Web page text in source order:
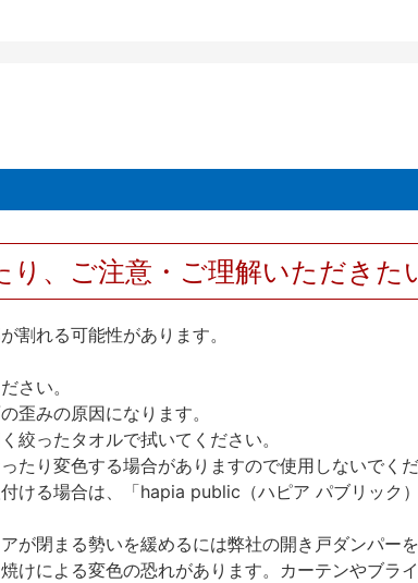
り、ご注意・ご理解いただきた
割れる可能性があります。
さい。
歪みの原因になります。
ったタオルで拭いてください。
たり変色する場合がありますので使用しないでく
ける場合は、「hapia public（ハピア パブリック
が閉まる勢いを緩めるには弊社の開き戸ダンパー
による変色の恐れがあります。カーテンやブラ